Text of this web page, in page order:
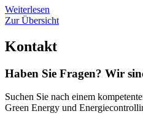
Weiterlesen
Zur Übersicht
Kontakt
Haben Sie Fragen? Wir
Suchen Sie nach einem
Green Energy und